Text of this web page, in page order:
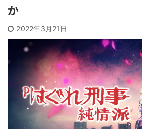
か
2022年3月21日